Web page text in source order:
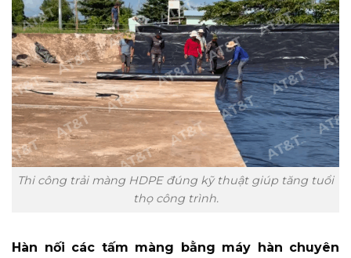
Thi công trải màng HDPE đúng kỹ thuật giúp tăng tuổi
thọ công trình.
Hàn nối các tấm màng bằng máy hàn chuyên